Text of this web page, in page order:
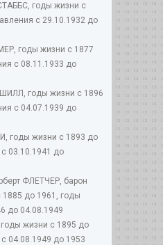
годы жизни с
с 29.10.1932 до
годы жизни с 1877
с 08.11.1933 до
годы жизни с 1896
с 04.07.1939 до
годы жизни с 1893 до
03.10.1941 до
ФЛЕТЧЕР, барон
1885 до 1961, годы
до 04.08.1949
жизни с 1895 до
04.08.1949 до 1953